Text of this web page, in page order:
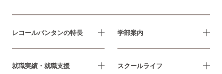
レコールバンタンの特長 学部案内
就職実績・就職支援 スクールライフ